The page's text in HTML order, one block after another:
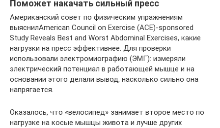
Поможет накачать сильный пресс
Американский совет по физическим упражнениям
выяснилAmerican Council on Exercise (ACE)-sponsored
Study Reveals Best and Worst Abdominal Exercises, какие
нагрузки на пресс эффективнее. Для проверки
использовали электромиографию (ЭМГ): измеряли
электрический потенциал в работающей мышце и на
основании этого делали вывод, насколько сильно она
напрягается.
Оказалось, что «велосипед» занимает второе место по
нагрузке на косые мышцы живота и лучше других